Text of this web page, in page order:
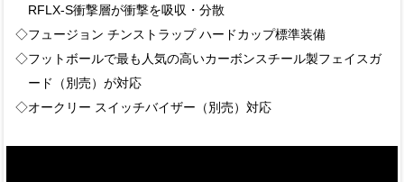
RFLX-S衝撃層が衝撃を吸収・分散
◇フュージョン チンストラップ ハードカップ標準装備
◇フットボールで最も人気の高いカーボンスチール製フェイスガ
ード（別売）が対応
◇オークリー スイッチバイザー（別売）対応